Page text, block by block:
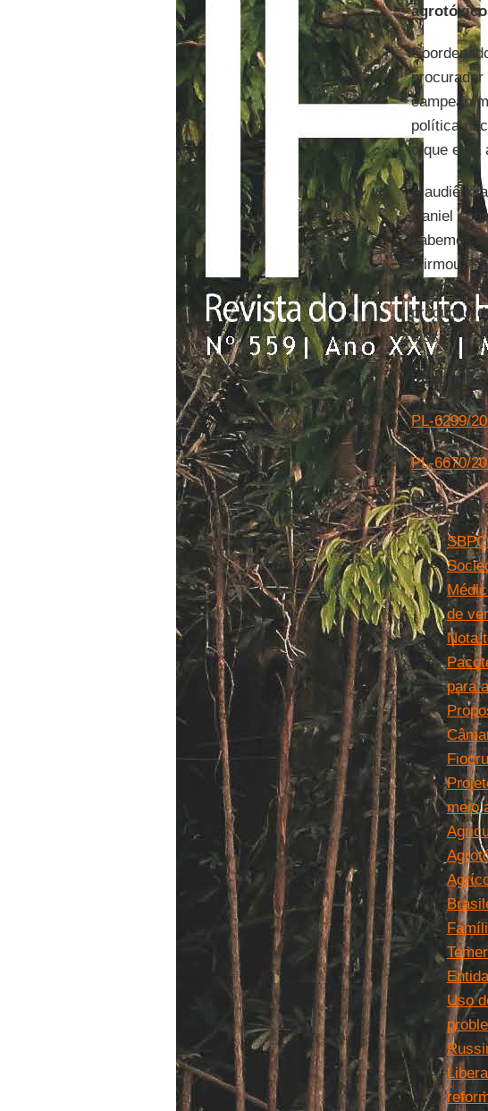
campeão
política
o que está
A
Daniel
sabemos
afirmou.
produção
disse.
Íntegra
PL-6299/
PL-6670/
Leia
de
Nota
para
meio
Uso